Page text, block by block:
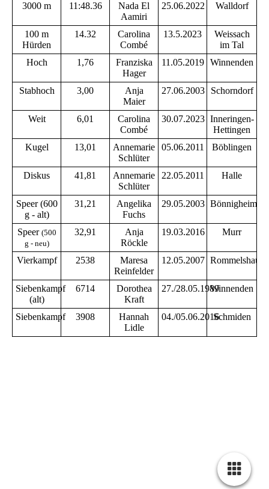
3000 m 11:48.36
Nada El
Aamiri
25.06.2022 Walldorf
100 m
Hürden
14.32
Carolina
Combé
13.5.2023
Weissach
im Tal
Hoch
1,76
Franziska
Hager
11.05.2019 Winnenden
Stabhoch 3,00
Anja
Maier
27.06.2003 Schorndorf
Weit 6,01
Carolina
Combé
30.07.2023 Inneringen-
Hettingen
Kugel
13,01
Annemarie
Schlüter
05.06.2011 Böblingen
Diskus 41,81
Annemarie
Schlüter
22.05.2011 Halle
Speer (600
g - alt)
31,21
Angelika
Fuchs
29.05.2003 Bönnigheim
Speer (500
g - neu)
32,91
Anja
Röckle
19.03.2016 Murr
Vierkampf 2538
Maresa
Reinfelder
12.05.2007
Siebenkampf
(alt)
6714
Dorothea
Kraft
27./28.05.1989Winnenden
Siebenkampf 3908
Hannah
Lidle
04./05.06.2016Schmiden